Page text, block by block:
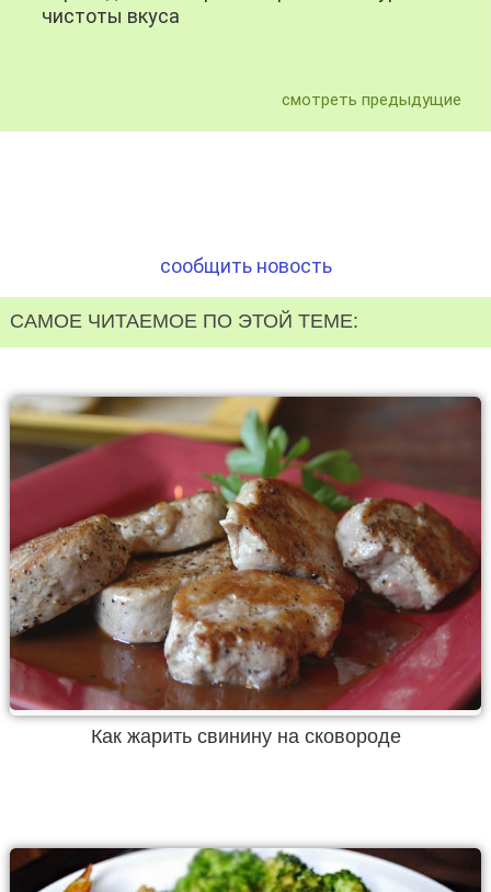
чистоты вкуса
смотреть предыдущие
сообщить новость
САМОЕ ЧИТАЕМОЕ ПО ЭТОЙ ТЕМЕ:
Как жарить свинину на сковороде